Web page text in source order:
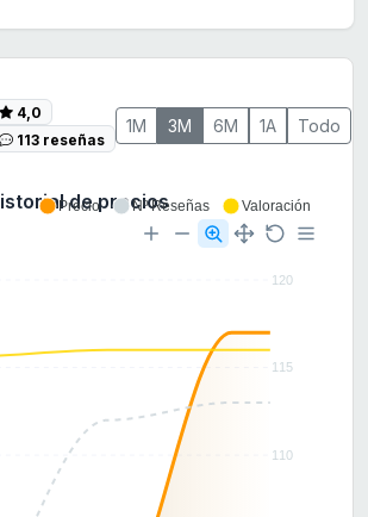
4,0
113 reseñas
1M 3M 6M 1A Todo
de precios
120
115
110
Precio Nº Reseñas Valoración